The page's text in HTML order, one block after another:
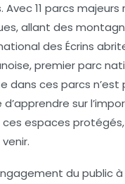
11 parcs
allant des
des Écrins
, premier parc
dans ces parcs
sur
espaces
du public